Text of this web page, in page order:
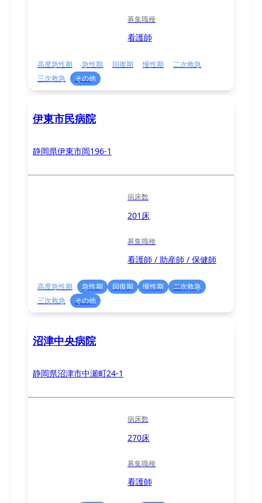
募集職種
看護師
高度急性期 急性期 回復期 慢性期
二次救急
三次救急
その他
伊東市民病院
静岡県伊東市岡196-1
病床数
201床
募集職種
看護師 / 助産師 / 保健師
高度急性期 急性期 回復期 慢性期
二次救急
三次救急
その他
沼津中央病院
静岡県沼津市中瀬町24-1
病床数
270床
募集職種
看護師